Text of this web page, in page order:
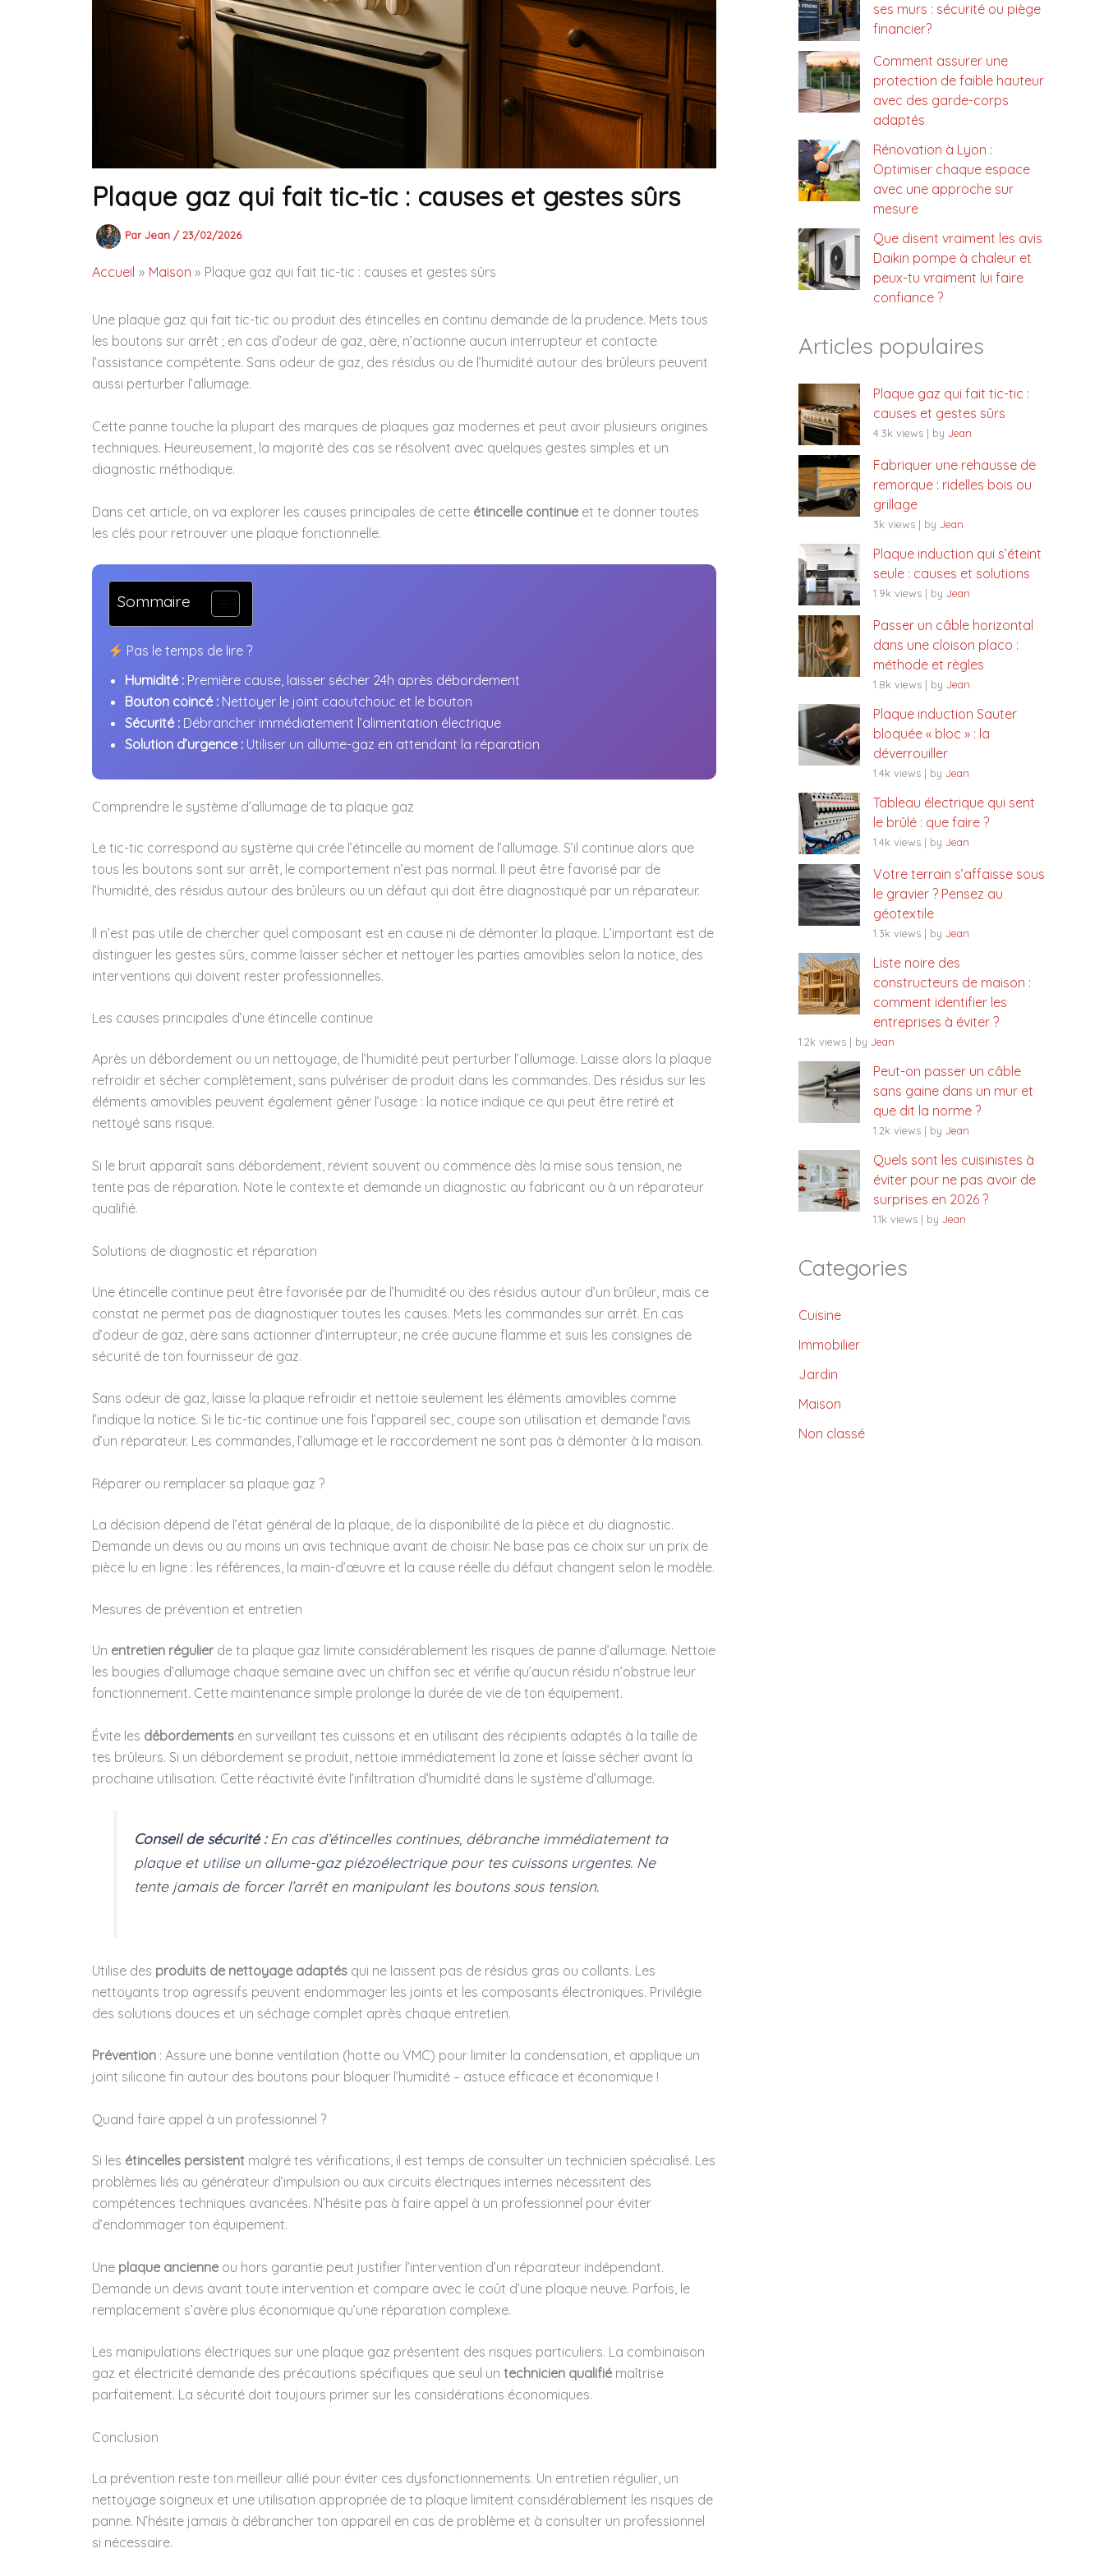
Plaque gaz qui fait tic-tic : causes et gestes sûrs
ParJean / 23/02/2026
Accueil Maison Plaque gaz qui fait tic-tic : causes et gestes sûrs
Une plaque gaz qui fait tic-tic ou produit des étincelles en continu demande de la prudence. Mets tous
les boutons sur arrêt ; en cas d’odeur de gaz, aère, n’actionne aucun interrupteur et contacte
l’assistance compétente. Sans odeur de gaz, des résidus ou de l’humidité autour des brûleurs peuvent
aussi perturber l’allumage.
Cette panne touche la plupart des marques de plaques gaz modernes et peut avoir plusieurs origines
techniques. Heureusement, la majorité des cas se résolvent avec quelques gestes simples et un
diagnostic méthodique.
Dans cet article, on va explorer les causes principales de cette étincelle continue et te donner toutes
les clés pour retrouver une plaque fonctionnelle.
Sommaire
Pas le temps de lire ?
Humidité : Première cause, laisser sécher 24h après débordement
Bouton coincé : Nettoyer le joint caoutchouc et le bouton
Sécurité : Débrancher immédiatement l’alimentation électrique
Solution d’urgence : Utiliser un allume-gaz en attendant la réparation
Comprendre le système d’allumage de ta plaque gaz
Le tic-tic correspond au système qui crée l’étincelle au moment de l’allumage. S’il continue alors que
tous les boutons sont sur arrêt, le comportement n’est pas normal. Il peut être favorisé par de
l’humidité, des résidus autour des brûleurs ou un défaut qui doit être diagnostiqué par un réparateur.
Il n’est pas utile de chercher quel composant est en cause ni de démonter la plaque. L’important est de
distinguer les gestes sûrs, comme laisser sécher et nettoyer les parties amovibles selon la notice, des
interventions qui doivent rester professionnelles.
Les causes principales d’une étincelle continue
Après un débordement ou un nettoyage, de l’humidité peut perturber l’allumage. Laisse alors la plaque
refroidir et sécher complètement, sans pulvériser de produit dans les commandes. Des résidus sur les
éléments amovibles peuvent également gêner l’usage : la notice indique ce qui peut être retiré et
nettoyé sans risque.
Si le bruit apparaît sans débordement, revient souvent ou commence dès la mise sous tension, ne
tente pas de réparation. Note le contexte et demande un diagnostic au fabricant ou à un réparateur
qualifié.
Solutions de diagnostic et réparation
Une étincelle continue peut être favorisée par de l’humidité ou des résidus autour d’un brûleur, mais ce
constat ne permet pas de diagnostiquer toutes les causes. Mets les commandes sur arrêt. En cas
d’odeur de gaz, aère sans actionner d’interrupteur, ne crée aucune flamme et suis les consignes de
sécurité de ton fournisseur de gaz.
Sans odeur de gaz, laisse la plaque refroidir et nettoie seulement les éléments amovibles comme
l’indique la notice. Si le tic-tic continue une fois l’appareil sec, coupe son utilisation et demande l’avis
d’un réparateur. Les commandes, l’allumage et le raccordement ne sont pas à démonter à la maison.
Réparer ou remplacer sa plaque gaz ?
La décision dépend de l’état général de la plaque, de la disponibilité de la pièce et du diagnostic.
Demande un devis ou au moins un avis technique avant de choisir. Ne base pas ce choix sur un prix de
pièce lu en ligne : les références, la main-d’œuvre et la cause réelle du défaut changent selon le modèle.
Mesures de prévention et entretien
Un entretien régulierde ta plaque gaz limite considérablement les risques de panne d’allumage. Nettoie
les bougies d’allumage chaque semaine avec un chiffon sec et vérifie qu’aucun résidu n’obstrue leur
fonctionnement. Cette maintenance simple prolonge la durée de vie de ton équipement.
Évite les débordements en surveillant tes cuissons et en utilisant des récipients adaptés à la taille de
tes brûleurs. Si un débordement se produit, nettoie immédiatement la zone et laisse sécher avant la
prochaine utilisation. Cette réactivité évite l’infiltration d’humidité dans le système d’allumage.
Conseil de sécurité :En cas d’étincelles continues, débranche immédiatement ta
plaque et utilise un allume-gaz piézoélectrique pour tes cuissons urgentes. Ne
tente jamais de forcer l’arrêt en manipulant les boutons sous tension.
Utilise des produits de nettoyage adaptés qui ne laissent pas de résidus gras ou collants. Les
nettoyants trop agressifs peuvent endommager les joints et les composants électroniques. Privilégie
des solutions douces et un séchage complet après chaque entretien.
Prévention : Assure une bonne ventilation (hotte ou VMC) pour limiter la condensation, et applique un
joint silicone fin autour des boutons pour bloquer l’humidité – astuce efficace et économique !
Quand faire appel à un professionnel ?
Si les étincelles persistent malgré tes vérifications, il est temps de consulter un technicien spécialisé. Les
problèmes liés au générateur d’impulsion ou aux circuits électriques internes nécessitent des
compétences techniques avancées. N’hésite pas à faire appel à un professionnel pour éviter
d’endommager ton équipement.
Une plaque ancienne ou hors garantie peut justifier l’intervention d’un réparateur indépendant.
Demande un devis avant toute intervention et compare avec le coût d’une plaque neuve. Parfois, le
remplacement s’avère plus économique qu’une réparation complexe.
Les manipulations électriques sur une plaque gaz présentent des risques particuliers. La combinaison
gaz et électricité demande des précautions spécifiques que seul un technicien qualifié maîtrise
parfaitement. La sécurité doit toujours primer sur les considérations économiques.
Conclusion
La prévention reste ton meilleur allié pour éviter ces dysfonctionnements. Un entretien régulier, un
nettoyage soigneux et une utilisation appropriée de ta plaque limitent considérablement les risques de
panne. N’hésite jamais à débrancher ton appareil en cas de problème et à consulter un professionnel
si nécessaire.
ses murs : sécurité ou piège
financier?
Comment assurer une
protection de faible hauteur
avec des garde-corps
adaptés
Rénovation à Lyon :
Optimiser chaque espace
avec une approche sur
mesure
Que disent vraiment les avis
Daikin pompe à chaleur et
peux-tu vraiment lui faire
confiance ?
Articles populaires
Plaque gaz qui fait tic-tic :
causes et gestes sûrs
4.3k views | by Jean
Fabriquer une rehausse de
remorque : ridelles bois ou
grillage
3k views | by Jean
Plaque induction qui s’éteint
seule : causes et solutions
1.9k views | by Jean
Passer un câble horizontal
dans une cloison placo :
méthode et règles
1.8k views | by Jean
Plaque induction Sauter
bloquée « bloc » : la
déverrouiller
1.4k views | by Jean
Tableau électrique qui sent
le brûlé : que faire ?
1.4k views | by Jean
Votre terrain s’affaisse sous
le gravier ? Pensez au
géotextile
1.3k views | by Jean
Liste noire des
constructeurs de maison :
comment identifier les
entreprises à éviter ?
1.2k views | by Jean
Peut-on passer un câble
sans gaine dans un mur et
que dit la norme ?
1.2k views | by Jean
Quels sont les cuisinistes à
éviter pour ne pas avoir de
surprises en 2026 ?
1.1k views | by Jean
Categories
Cuisine
Immobilier
Jardin
Maison
Non classé